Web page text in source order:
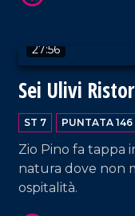
27:56
Sei Ulivi
ST 7 PUNTATA 146
Zio Pino fa tappa
natura dove non
ospitalità.
VAI AL TITOLO